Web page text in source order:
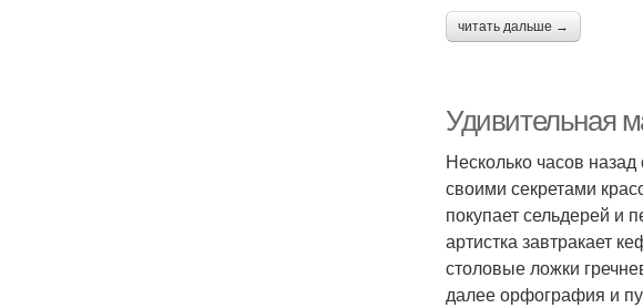
читать дальше →
Удивительная
Несколько часов
своими секретами
покупает сельдерей и
артистка завтракает
столовые ложки
далее орфография и